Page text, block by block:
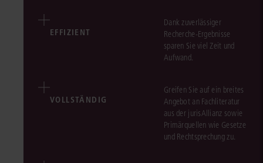
EFFIZIENT
Dank zuverlässiger
Recherche-Ergebnisse
sparen Sie viel Zeit und
Aufwand.
VOLLSTÄNDIG
Greifen Sie auf ein breites
Angebot an Fachliteratur
aus der jurisAllianz sowie
Primärquellen wie Gesetze
und Rechtsprechung zu.